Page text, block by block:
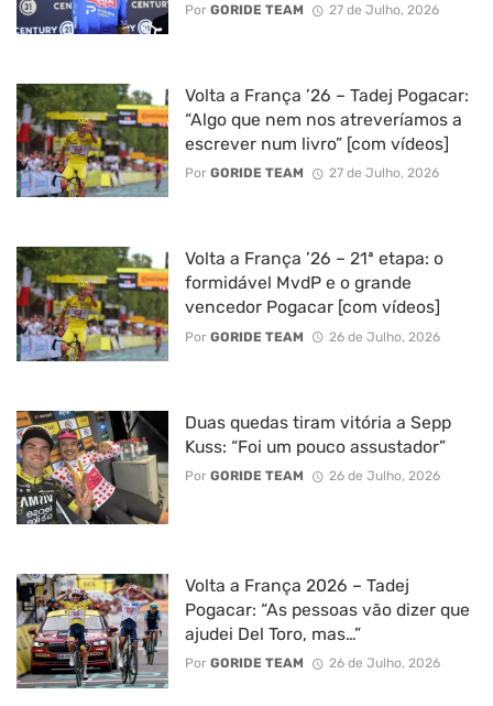
Por GORIDE TEAM 27 de Julho, 2026
Volta a França ’26 – Tadej Pogacar:
“Algo que nem nos atreveríamos a
escrever num livro” [com vídeos]
Por GORIDE TEAM 27 de Julho, 2026
Volta a França ’26 – 21ª etapa: o
formidável MvdP e o grande
vencedor Pogacar [com vídeos]
Por GORIDE TEAM 26 de Julho, 2026
Duas quedas tiram vitória a Sepp
Kuss: “Foi um pouco assustador”
Por GORIDE TEAM 26 de Julho, 2026
Volta a França 2026 – Tadej
Pogacar: “As pessoas vão dizer que
ajudei Del Toro, mas…”
Por GORIDE TEAM 26 de Julho, 2026